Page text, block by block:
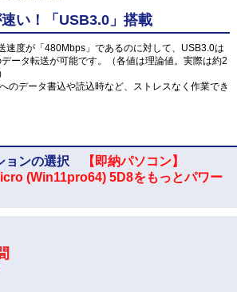
い！「USB3.0」搭載
速度が「480Mbps」であるのに対して、USB3.0は
ータ転送が可能です。（各値は理論値。実際は約2
のデータ書込や読込時など、ストレスなく作業でき
ョンの選択
【即納パソコン】
(Win11pro64) 5D8をもっとパワー